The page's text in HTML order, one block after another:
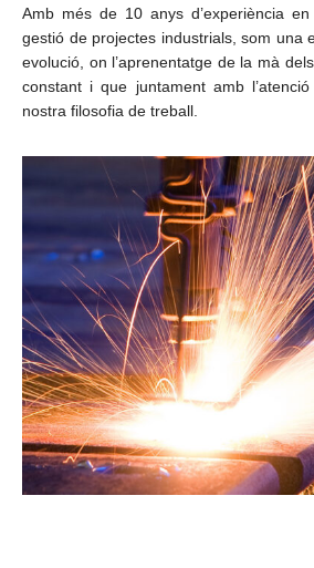
Amb més de 10 anys d’experiència
gestió de projectes industrials, som una
evolució, on l’aprenentatge de la mà
constant i que juntament amb
nostra filosofia de treball.